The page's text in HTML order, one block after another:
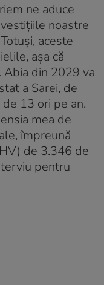
ne aduce
noastre
aceste
așa că
Abia din 2029 va
a Sarei, de
13 ori pe an.
mea de
împreună
de 3.346 de
pentru